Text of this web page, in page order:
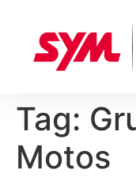
Tag:
Motos